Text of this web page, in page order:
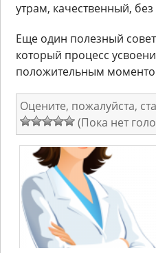
утрам, качественный,
Еще один полезный
который процесс
положительным
Оцените, пожалуйста,
(Пока нет